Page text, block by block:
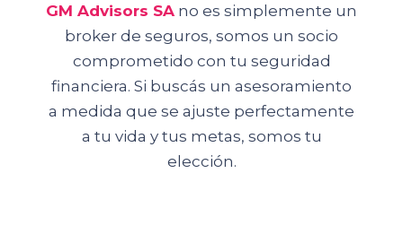
GM Advisors SA no es simplemente un
broker de seguros, somos un socio
comprometido con tu seguridad
financiera. Si buscás un asesoramiento
a medida que se ajuste perfectamente
a tu vida y tus metas, somos tu
elección.